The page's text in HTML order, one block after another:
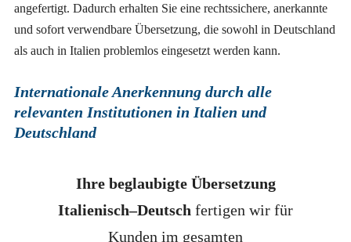
angefertigt. Dadurch erhalten Sie eine rechtssichere, anerkannte
und sofort verwendbare Übersetzung, die sowohl in Deutschland
als auch in Italien problemlos eingesetzt werden kann.
Internationale Anerkennung durch alle
relevanten Institutionen in Italien und
Deutschland
Ihre beglaubigte Übersetzung
Italienisch–Deutsch fertigen wir für
Kunden im gesamten